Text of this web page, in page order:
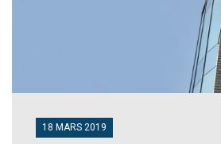
18 MARS 2019